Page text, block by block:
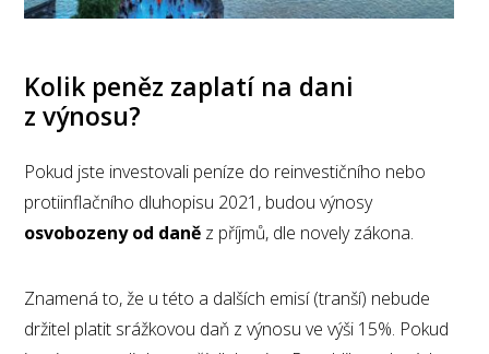
Kolik peněz zaplatí na dani
z výnosu?
Pokud jste investovali peníze do reinvestičního nebo
protiinflačního dluhopisu 2021, budou výnosy
osvobozeny od daně z příjmů, dle novely zákona.
Znamená to, že u této a dalších emisí (tranší) nebude
držitel platit srážkovou daň z výnosu ve výši 15%. Pokud